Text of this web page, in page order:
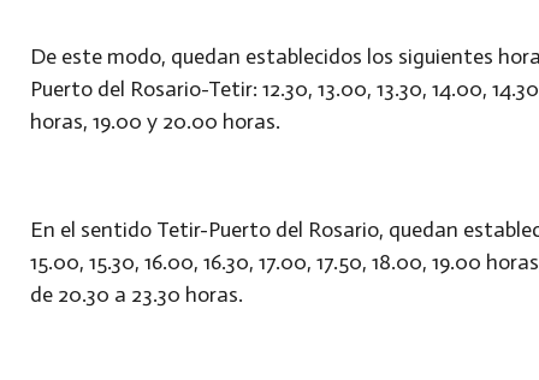
De este modo, quedan establecidos los siguientes
Puerto del Rosario-Tetir: 12.30, 13.00, 13.30, 14.00,
horas, 19.00 y 20.00 horas.
En el sentido Tetir-Puerto del Rosario, quedan
15.00, 15.30, 16.00, 16.30, 17.00, 17.50, 18.00, 19.00
de 20.30 a 23.30 horas.